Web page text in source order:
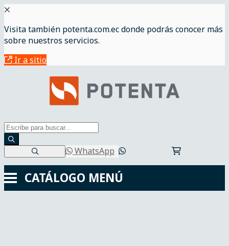
Visita también potenta.com.ec donde podrás conocer más
sobre nuestros servicios.
Ir a sitio
WhatsApp
CATÁLOGO MENÚ